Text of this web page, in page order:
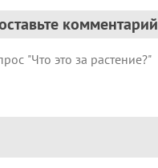
комментарий